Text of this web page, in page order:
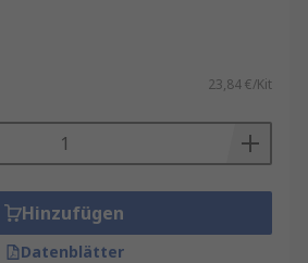
23,84 €/Kit
Hinzufügen
Datenblätter